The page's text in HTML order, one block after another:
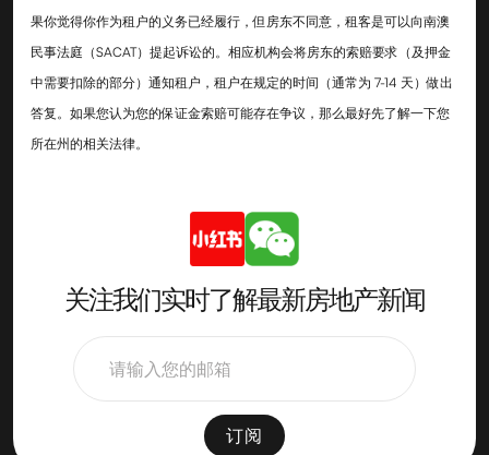
果你觉得你作为租户的义务已经履行，但房东不同意，租客是可以向南澳
民事法庭（SACAT）提起诉讼的。相应机构会将房东的索赔要求（及押金
中需要扣除的部分）通知租户，租户在规定的时间（通常为 7-14 天）做出
答复。如果您认为您的保证金索赔可能存在争议，那么最好先了解一下您
所在州的相关法律。‍
关注我们实时了解最新房地产新闻